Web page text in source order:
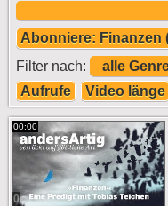
Filter nach:
Aufrufe
Video länge
00:00
0